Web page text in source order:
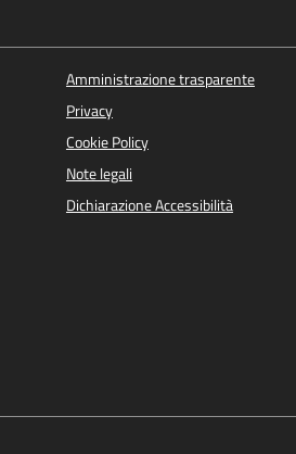
Amministrazione trasparente
Privacy
Cookie Policy
Note legali
Dichiarazione Accessibilità